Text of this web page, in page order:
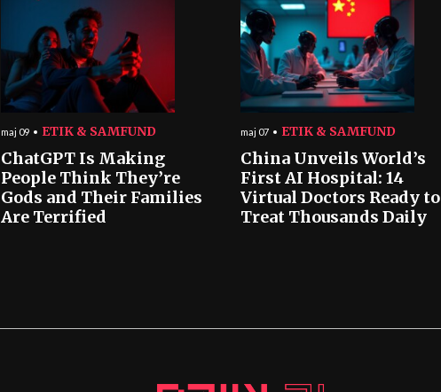
maj 09 ETIK & SAMFUND
ChatGPT Is Making
People Think They’re
Gods and Their Families
Are Terrified
maj 07 ETIK & SAMFUND
China Unveils World’s
First AI Hospital: 14
Virtual Doctors Ready to
Treat Thousands Daily